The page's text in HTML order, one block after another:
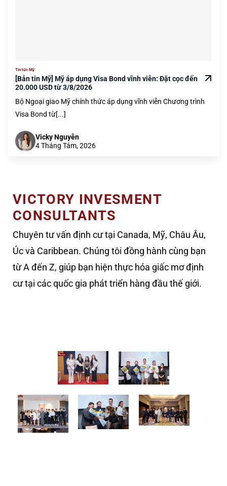
Tin tức Mỹ
[Bản tin Mỹ] Mỹ áp dụng Visa Bond vĩnh viễn: Đặt cọc đến
20.000 USD từ 3/8/2026
Bộ Ngoại giao Mỹ chính thức áp dụng vĩnh viễn Chương trình
Visa Bond từ[...]
Vicky Nguyễn
4 Tháng Tám, 2026
VICTORY INVESMENT
CONSULTANTS
Chuyên tư vấn định cư tại Canada, Mỹ, Châu Âu,
Úc và Caribbean. Chúng tôi đồng hành cùng bạn
từ A đến Z, giúp bạn hiện thực hóa giấc mơ định
cư tại các quốc gia phát triển hàng đầu thế giới.